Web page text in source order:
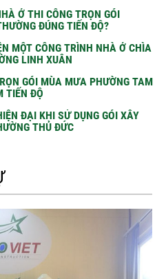
Ở THI CÔNG TRỌN GÓI
ĐÚNG TIẾN ĐỘ?
MỘT CÔNG TRÌNH NHÀ Ở CHÌA
LINH XUÂN
GÓI MÙA MƯA PHƯỜNG TAM
TIẾN ĐỘ
ĐẠI KHI SỬ DỤNG GÓI XÂY
THỦ ĐỨC